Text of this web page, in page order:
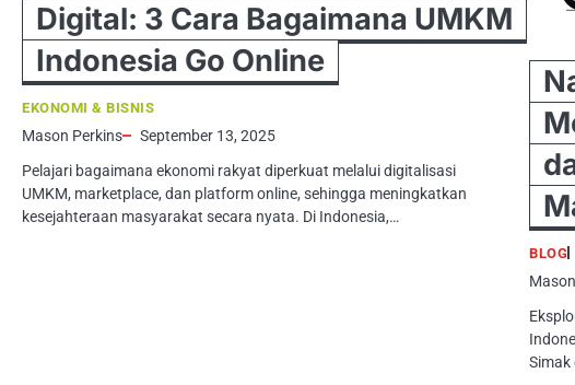
Digital: 3 Cara Bagaimana UMKM
Indonesia Go Online
EKONOMI & BISNIS
Mason Perkins
September 13, 2025
Pelajari bagaimana ekonomi rakyat diperkuat melalui digitalisasi
UMKM, marketplace, dan platform online, sehingga meningkatkan
kesejahteraan masyarakat secara nyata. Di Indonesia,…
BLOG
Simak